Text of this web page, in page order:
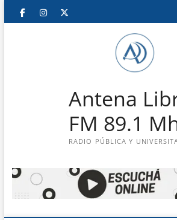
Saltar
FacebookInstagram
Antena
FM 89.1
RADIO PÚBLICA Y